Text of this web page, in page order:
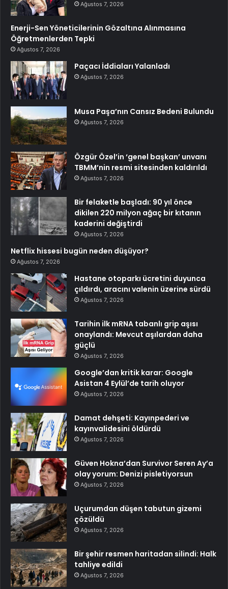
Ağustos 7, 2026
Enerji-Sen Yöneticilerinin Gözaltına Alınmasına
Öğretmenlerden Tepki
Ağustos 7, 2026
Paçacı İddiaları Yalanladı
Ağustos 7, 2026
Musa Paşa’nın Cansız Bedeni Bulundu
Ağustos 7, 2026
Özgür Özel’in ‘genel başkan’ unvanı
TBMM’nin resmi sitesinden kaldırıldı
Ağustos 7, 2026
Bir felaketle başladı: 90 yıl önce
dikilen 220 milyon ağaç bir kıtanın
kaderini değiştirdi
Ağustos 7, 2026
Netflix hissesi bugün neden düşüyor?
Ağustos 7, 2026
Hastane otoparkı ücretini duyunca
çıldırdı, aracını valenin üzerine sürdü
Ağustos 7, 2026
Tarihin ilk mRNA tabanlı grip aşısı
onaylandı: Mevcut aşılardan daha
güçlü
Ağustos 7, 2026
Google’dan kritik karar: Google
Asistan 4 Eylül’de tarih oluyor
Ağustos 7, 2026
Damat dehşeti: Kayınpederi ve
kayınvalidesini öldürdü
Ağustos 7, 2026
Güven Hokna’dan Survivor Seren Ay’a
olay yorum: Denizi pisletiyorsun
Ağustos 7, 2026
Uçurumdan düşen tabutun gizemi
çözüldü
Ağustos 7, 2026
Bir şehir resmen haritadan silindi: Halk
tahliye edildi
Ağustos 7, 2026